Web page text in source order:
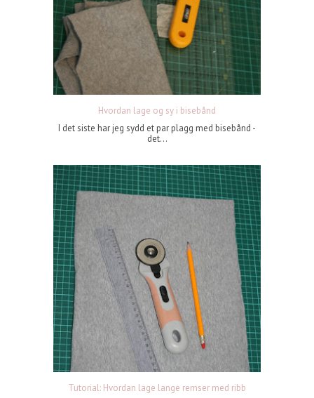
Hvordan lage og sy i bisebånd
I det siste har jeg sydd et par plagg med bisebånd -
det...
Tutorial: Hvordan lage lange remser med ribb